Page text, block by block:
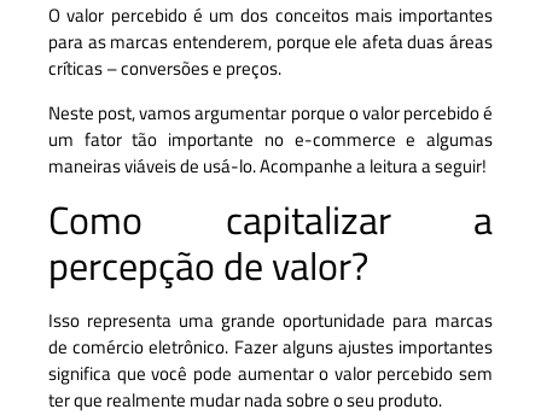
O valor percebido é um dos conceitos mais importantes
para as marcas entenderem, porque ele afeta duas áreas
críticas – conversões e preços.
Neste post, vamos argumentar porque o valor percebido é
um fator tão importante no e-commerce e algumas
maneiras viáveis ​​de usá-lo. Acompanhe a leitura a seguir!
Como capitalizar a
percepção de valor?
Isso representa uma grande oportunidade para marcas
de comércio eletrônico. Fazer alguns ajustes importantes
significa que você pode aumentar o valor percebido sem
ter que realmente mudar nada sobre o seu produto.